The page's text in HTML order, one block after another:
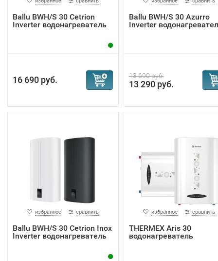
Ballu BWH/S 30 Cetrion
Inverter водонагреватель
16 690 руб.
Ballu BWH/S 30 Azurro
Inverter
13 690 руб.
13 290 руб.
избранное сравнить
Ballu BWH/S 30 Cetrion Inox
Inverter водонагреватель
избранное сравнить
THERMEX Aris 30
водонагреватель